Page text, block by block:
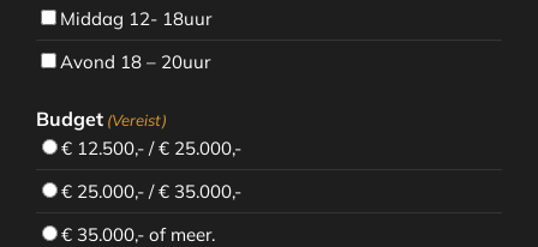
Middag 12- 18uur
Avond 18 – 20uur
Budget (Vereist)
€ 12.500,- / € 25.000,-
€ 25.000,- / € 35.000,-
€ 35.000,- of meer.